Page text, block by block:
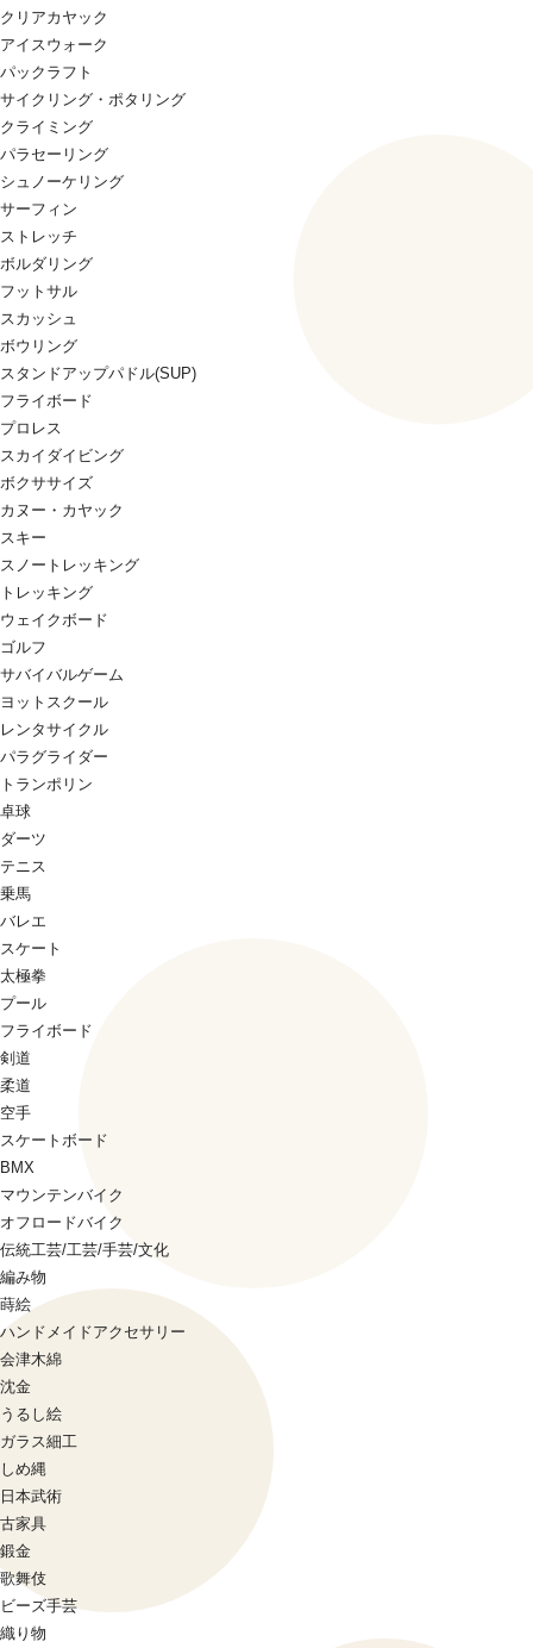
クリアカヤック
アイスウォーク
パックラフト
サイクリング・ポタリング
クライミング
パラセーリング
シュノーケリング
サーフィン
ストレッチ
ボルダリング
フットサル
スカッシュ
ボウリング
スタンドアップパドル(SUP)
フライボード
プロレス
スカイダイビング
ボクササイズ
カヌー・カヤック
スキー
スノートレッキング
トレッキング
ウェイクボード
ゴルフ
サバイバルゲーム
ヨットスクール
レンタサイクル
パラグライダー
トランポリン
卓球
ダーツ
テニス
乗馬
バレエ
スケート
太極拳
プール
フライボード
剣道
柔道
空手
スケートボード
BMX
マウンテンバイク
オフロードバイク
伝統工芸/工芸/手芸/文化
編み物
蒔絵
ハンドメイドアクセサリー
会津木綿
沈金
うるし絵
ガラス細工
しめ縄
日本武術
古家具
鍛金
歌舞伎
ビーズ手芸
織り物